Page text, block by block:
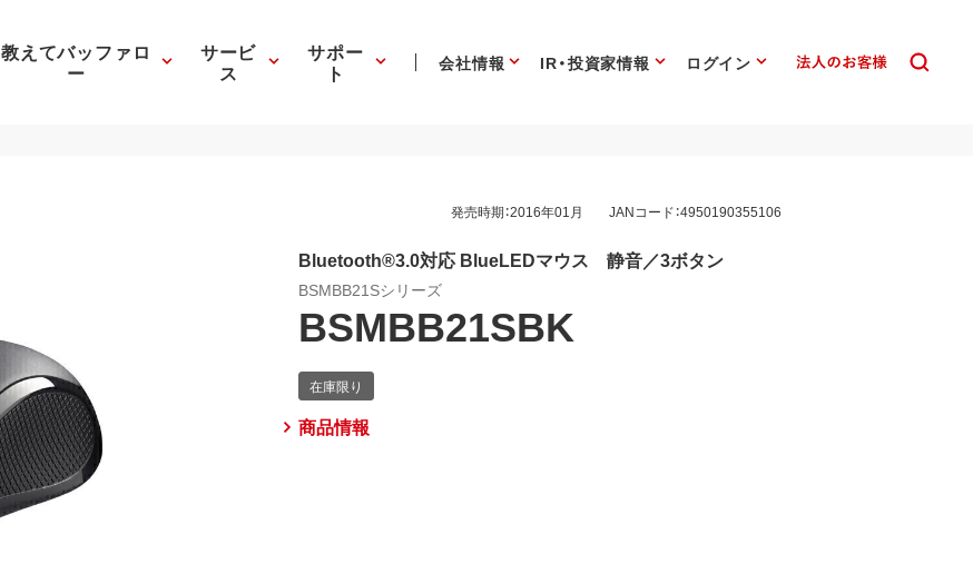
教えてバッファロ
ー
サービ
ス
サポー
ト 会社情報 IR・投資家情報 ログイン
発売時期：2016年01月 JANコード：4950190355106
Bluetooth®3.0対応 BlueLEDマウス 静音／3ボタン
BSMBB21Sシリーズ
BSMBB21SBK
商品情報